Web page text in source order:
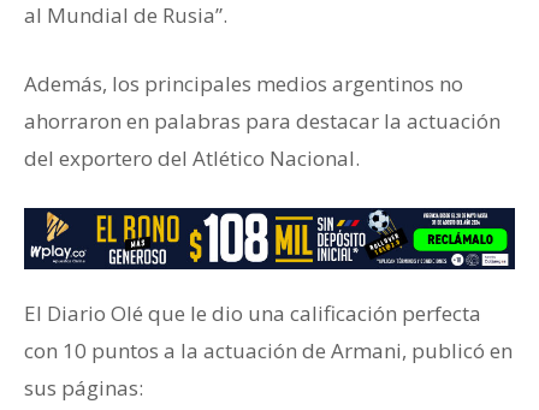
al Mundial de Rusia”.
Además, los principales medios argentinos no
ahorraron en palabras para destacar la actuación
del exportero del Atlético Nacional.
El Diario Olé que le dio una calificación perfecta
con 10 puntos a la actuación de Armani, publicó en
sus páginas: